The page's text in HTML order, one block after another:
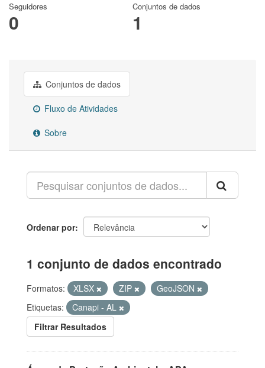
Seguidores
0
Conjuntos de dados
1
Conjuntos de dados
Fluxo de Atividades
Sobre
Ordenar por
1 conjunto de dados encontrado
Formatos: XLSX ZIP
GeoJSON
Etiquetas:
Canapi - AL
Filtrar Resultados